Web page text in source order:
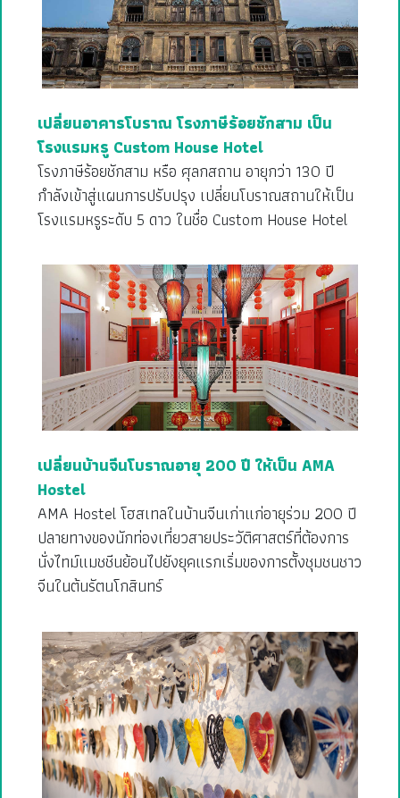
เปลี่ยนอาคารโบราณ โรงภาษีร้อยชักสาม เป็น
โรงแรมหรู Custom House Hotel
โรงภาษีร้อยชักสาม หรือ ศุลกสถาน อายุกว่า 130 ปี
กำลังเข้าสู่แผนการปรับปรุง เปลี่ยนโบราณสถานให้เป็น
โรงแรมหรูระดับ 5 ดาว ในชื่อ Custom House Hotel
เปลี่ยนบ้านจีนโบราณอายุ 200 ปี ให้เป็น AMA
Hostel
AMA Hostel โฮสเทลในบ้านจีนเก่าแก่อายุร่วม 200 ปี
ปลายทางของนักท่องเที่ยวสายประวัติศาสตร์ที่ต้องการ
นั่งไทม์แมชชีนย้อนไปยังยุคแรกเริ่มของการตั้งชุมชนชาว
จีนในต้นรัตนโกสินทร์